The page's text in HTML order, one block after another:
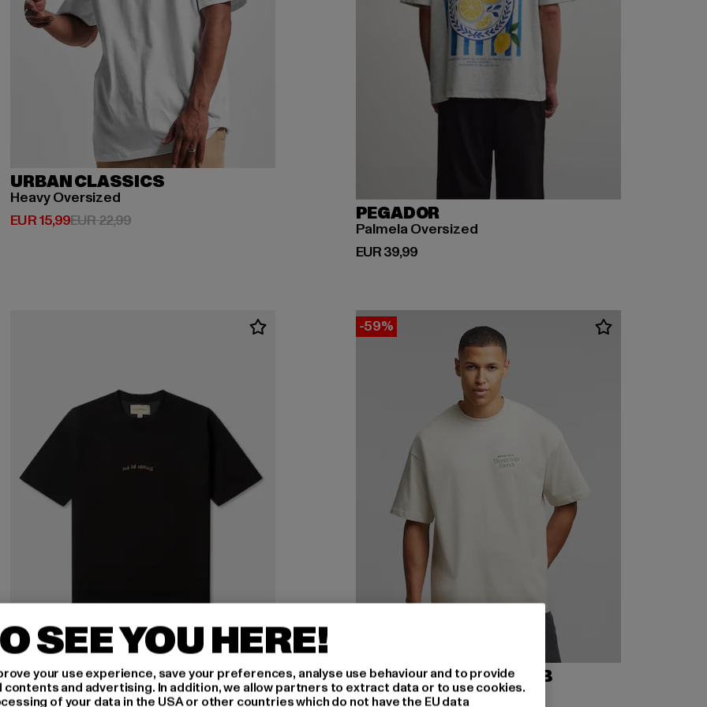
URBAN CLASSICS
Heavy Oversized
EUR 15,99
Derzeitiger Preis: EUR 15,99
EUR 22,99Aktionspreis: EUR 22,99 PEGADOR
Palmela Oversized
EUR 39,99
Derzeitiger Preis: EUR 39,99
-59%
ANOTHER COTTON LAB
Dinner With Friends
SEE YOU HERE!
your use experience, save your preferences, analyse use behaviour and to provide
and advertising. In addition, we allow partners to extract data or to use cookies.
of your data in the USA or other countries which do not have the EU data